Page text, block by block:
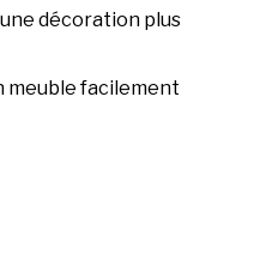
décoration plus
meuble facilement